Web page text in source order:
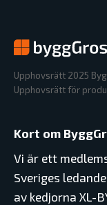
Upphovsrätt 2025
Upphovsrätt för
Kort om
Vi är ett
Sveriges
av kedjorna XL-